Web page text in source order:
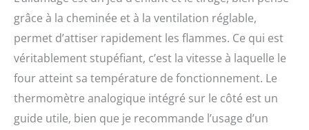
grâce à la cheminée et à la ventilation réglable,
permet d’attiser rapidement les flammes. Ce qui est
véritablement stupéfiant, c’est la vitesse à laquelle le
four atteint sa température de fonctionnement. Le
thermomètre analogique intégré sur le côté est un
guide utile, bien que je recommande l’usage d’un